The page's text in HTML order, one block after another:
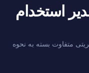
استخدام
متفاوت بسته به نحوه